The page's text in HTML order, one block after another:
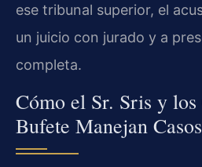
ese tribunal superior, el
un juicio con jurado y a
completa.
Cómo el Sr. Sris y
Bufete Manejan